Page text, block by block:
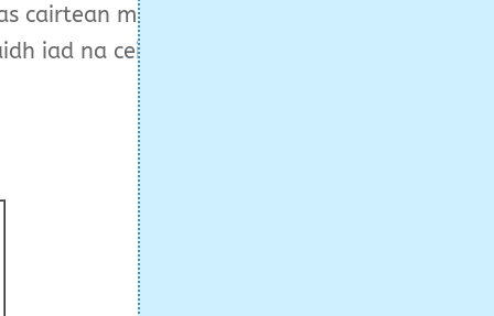
cairtean mar a
iad na ceistean